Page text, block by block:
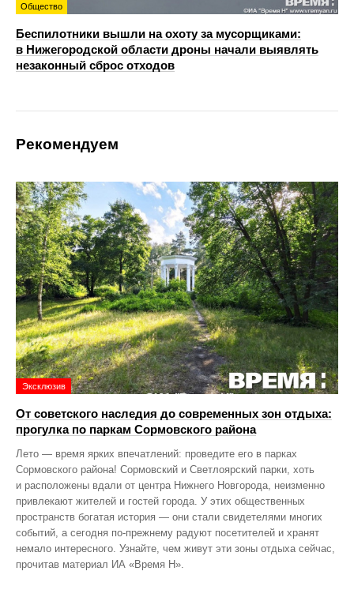
Общество
Беспилотники вышли на охоту за мусорщиками:
в Нижегородской области дроны начали выявлять
незаконный сброс отходов
Рекомендуем
Эксклюзив
От советского наследия до современных зон отдыха:
прогулка по паркам Сормовского района
Лето — время ярких впечатлений: проведите его в парках
Сормовского района! Сормовский и Светлоярский парки, хоть
и расположены вдали от центра Нижнего Новгорода, неизменно
привлекают жителей и гостей города. У этих общественных
пространств богатая история — они стали свидетелями многих
событий, а сегодня по‑прежнему радуют посетителей и хранят
немало интересного. Узнайте, чем живут эти зоны отдыха сейчас,
прочитав материал ИА «Время Н».